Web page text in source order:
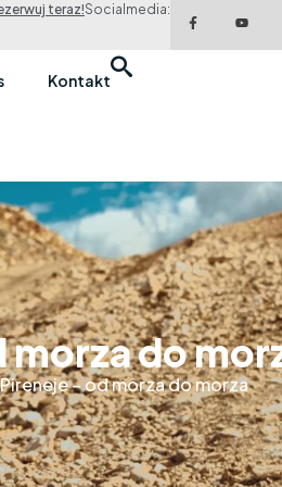
teraz!Socialmedia:
Kontakt
morza do
Pireneje – od morza do morza